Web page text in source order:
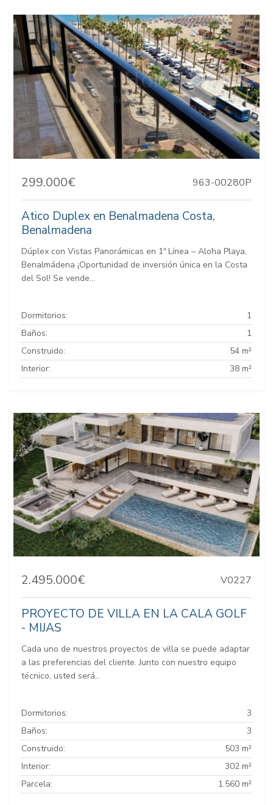
299.000€ 963-00280P
Atico Duplex en Benalmadena Costa,
Benalmadena
Dúplex con Vistas Panorámicas en 1ª Línea – Aloha Playa,
Benalmádena ¡Oportunidad de inversión única en la Costa
del Sol! Se vende...
Dormitorios:
1
Baños:
1
Construido:
54 m²
Interior:
38 m²
2.495.000€ V0227
PROYECTO DE VILLA EN LA CALA GOLF
- MIJAS
Cada uno de nuestros proyectos de villa se puede adaptar
a las preferencias del cliente. Junto con nuestro equipo
técnico, usted será...
Dormitorios:
3
Baños:
3
Construido:
503 m²
Interior:
302 m²
Parcela:
1.560 m²